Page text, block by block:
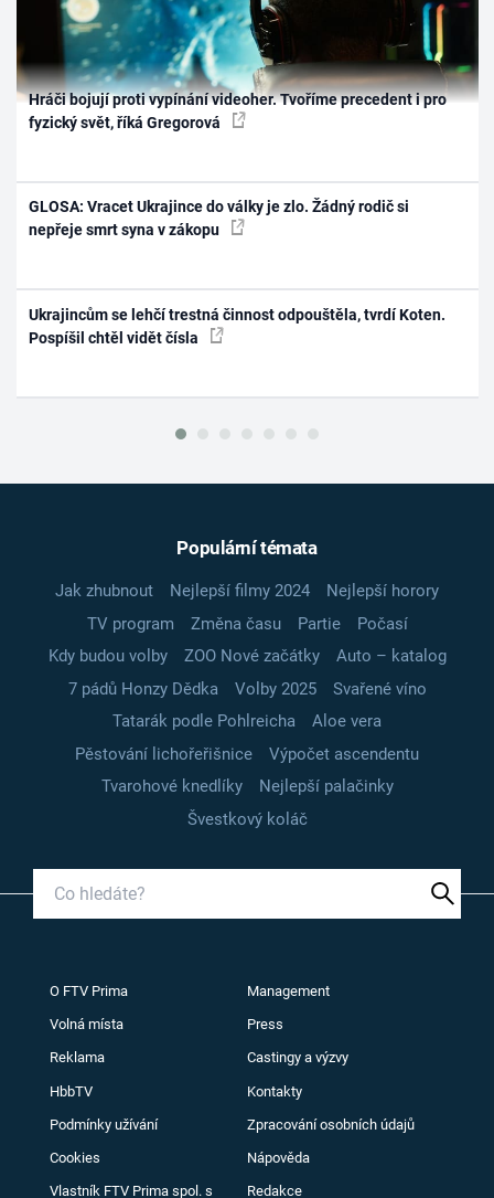
Hráči bojují proti vypínání videoher. Tvoříme precedent i pro
fyzický svět, říká Gregorová
GLOSA: Vracet Ukrajince do války je zlo. Žádný rodič si
nepřeje smrt syna v zákopu
Ukrajincům se lehčí trestná činnost odpouštěla, tvrdí Koten.
Pospíšil chtěl vidět čísla
Populární témata
Jak zhubnout Nejlepší filmy 2024
Nejlepší horory
TV program
Změna času Partie
Počasí
Kdy budou volby
ZOO Nové začátky
Auto – katalog
7 pádů Honzy Dědka
Volby 2025
Svařené víno
Tatarák podle Pohlreicha
Aloe vera
Pěstování lichořeřišnice
Výpočet ascendentu
Tvarohové knedlíky
Nejlepší palačinky
Švestkový koláč
O FTV Prima Management
Volná místa Press
Reklama Castingy a výzvy
HbbTV Kontakty
Podmínky užívání Zpracování osobních údajů
Cookies Nápověda
Vlastník FTV Prima spol. s Redakce